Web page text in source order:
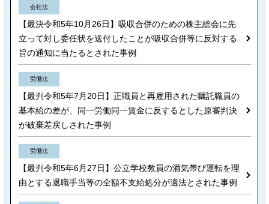
会社法
【最決令和5年10月26日】吸収合併のための株主総会に先
立って対し委任状を送付したことが吸収合併等に反対する
旨の通知に当たるとされた事例
労働法
【最判令和5年7月20日】正職員と再雇用された嘱託職員の
基本給の差が、同一労働同一賃金に反するとした原審判決
が破棄差戻しされた事例
労働法
【最判令和5年6月27日】公立学校教員の酒気帯び運転を理
由とする退職手当等の全額不支給処分が適法とされた事例